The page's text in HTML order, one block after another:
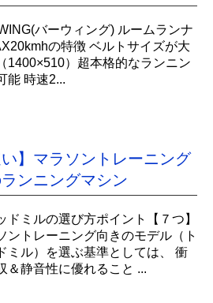
バーウィング) ルームランナ
の特徴 ベルトサイズが大
1400×510）超本格的なランニン
能 時速2...
い】マラソントレーニング
ンニングマシン
ドミルの選び方ポイント【７つ】
ントレーニング向きのモデル（ト
ミル）を選ぶ基準としては、 衝
＆静音性に優れること ...